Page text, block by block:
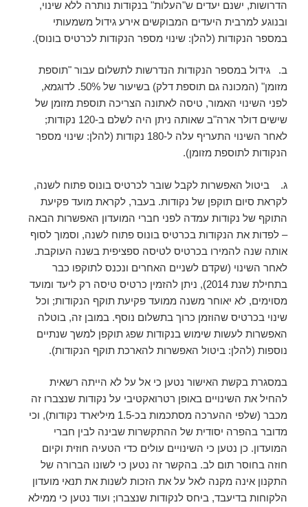
הדרושות, ישנם יעדים ש"העלות" בנקודות נותרה ללא שינוי,
ובנוגע למרבית היעדים המבוקשים אירע גידול משמעותי
במספר הנקודות (להלן: שינוי מספר הנקודות לכרטיס בונוס).
ב. גידול במספר הנקודות הנדרשות לתשלום עבור "תוספת
מזומן" (המכונה גם תוספת דלק) בשיעור של 50%. לדוגמא,
לפני השינוי האמור, טיסה לאתונה הצריכה תוספת מזומן של
שישים דולר ארה"ב שאותה ניתן היה לשלם ב-120 נקודות;
לאחר השינוי התעריף עלה ל-180 נקודות (להלן: שינוי מספר
הנקודות לתוספת מזומן).
ג. ביטול האפשרות לקבל שובר לכרטיס בונוס פתוח לשנה,
לקראת סיום תוקפן של נקודות. בעבר, לקראת מועד פקיעת
התוקף של נקודות עמדה לפני חברי המועדון האפשרות הבאה
– לפדות את הנקודות בכרטיס בונוס פתוח לשנה, וסמוך לסוף
אותה שנה להמירו בכרטיס לטיסה ספציפית בשנה העוקבת.
לאחר השינוי (שקדם לשניים האחרים ונכנס לתוקפו כבר
בתחילת שנת 2014), ניתן להזמין כרטיס טיסה רק ליעד ומועד
מסוימים, לא יאוחר משנה ממועד פקיעת תוקף הנקודות; וכל
שינוי בכרטיס שהוזמן כרוך בתשלום נוסף. במובן זה, בוטלה
האפשרות לעשות שימוש בנקודות שפג תוקפן למשך שנתיים
נוספות (להלן: ביטול האפשרות להארכת תוקף הנקודות).
במסגרת בקשת האישור נטען כי אל על לא הייתה רשאית
להחיל את השינויים באופן רטרואקטיבי על נקודות שנצברו זה
מכבר (שלפי ההערכה מסתכמות בכ-1.5 מיליארד נקודות), וכי
מדובר בהפרה יסודית של ההתקשרות שבינה לבין חברי
המועדון. כן נטען כי השינויים עולים כדי הטעיה חוזית וקיום
חוזה בחוסר תום לב. בהקשר זה נטען כי לשונו הברורה של
התקנון אינה מקנה לאל על את הזכות לשנות את תנאי מועדון
הלקוחות בדיעבד, ביחס לנקודות שנצברו; ועוד נטען כי ממילא